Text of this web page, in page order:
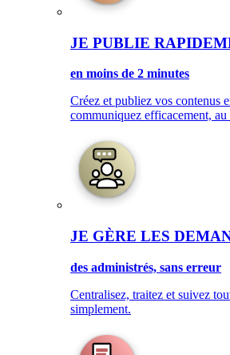
JE PUBLIE
en moins de 2 minutes
Créez et publiez vos contenus
communiquez efficacement,
JE GÈRE LES
des administrés, sans erreur
Centralisez, traitez et suivez
simplement.